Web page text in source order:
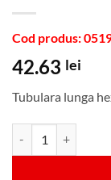
Cod produs:
42.63 lei
Tubulara lunga